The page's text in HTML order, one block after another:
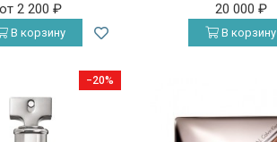
от 2 200 ₽
В корзину
20 000 ₽
В корзину
−20%